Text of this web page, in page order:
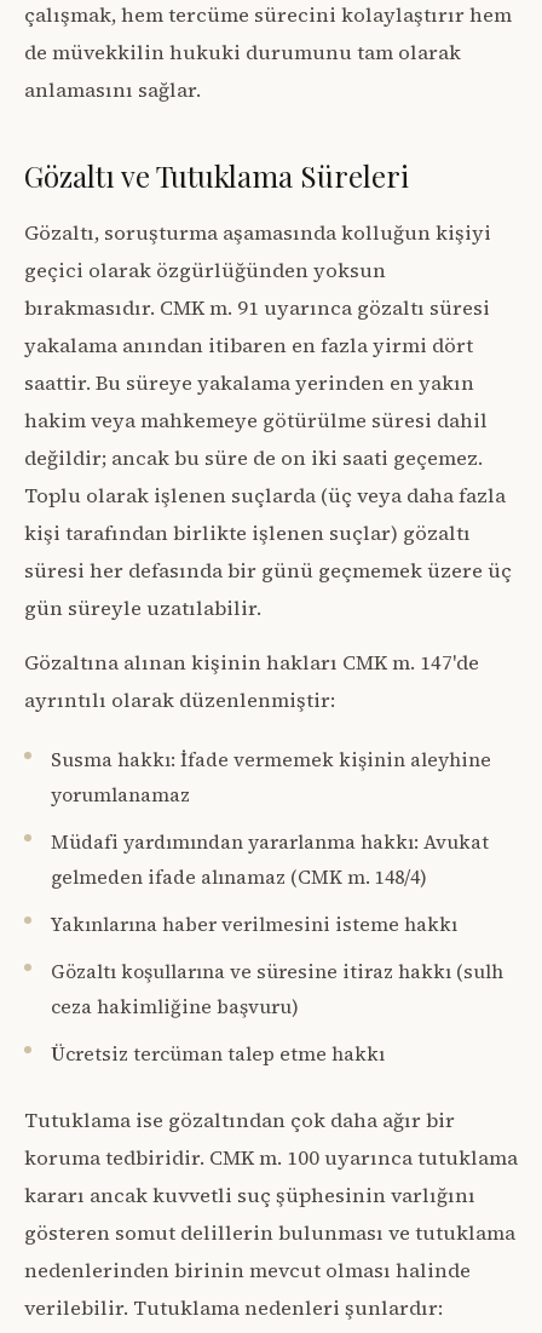
çalışmak, hem tercüme sürecini kolaylaştırır hem
de müvekkilin hukuki durumunu tam olarak
anlamasını sağlar.
Gözaltı ve Tutuklama Süreleri
Gözaltı, soruşturma aşamasında kolluğun kişiyi
geçici olarak özgürlüğünden yoksun
bırakmasıdır. CMK m. 91 uyarınca gözaltı süresi
yakalama anından itibaren en fazla yirmi dört
saattir. Bu süreye yakalama yerinden en yakın
hakim veya mahkemeye götürülme süresi dahil
değildir; ancak bu süre de on iki saati geçemez.
Toplu olarak işlenen suçlarda (üç veya daha fazla
kişi tarafından birlikte işlenen suçlar) gözaltı
süresi her defasında bir günü geçmemek üzere üç
gün süreyle uzatılabilir.
Gözaltına alınan kişinin hakları CMK m. 147'de
ayrıntılı olarak düzenlenmiştir:
Susma hakkı: İfade vermemek kişinin aleyhine
yorumlanamaz
Müdafi yardımından yararlanma hakkı: Avukat
gelmeden ifade alınamaz (CMK m. 148/4)
Yakınlarına haber verilmesini isteme hakkı
Gözaltı koşullarına ve süresine itiraz hakkı (sulh
ceza hakimliğine başvuru)
Ücretsiz tercüman talep etme hakkı
Tutuklama ise gözaltından çok daha ağır bir
koruma tedbiridir. CMK m. 100 uyarınca tutuklama
kararı ancak kuvvetli suç şüphesinin varlığını
gösteren somut delillerin bulunması ve tutuklama
nedenlerinden birinin mevcut olması halinde
verilebilir. Tutuklama nedenleri şunlardır: